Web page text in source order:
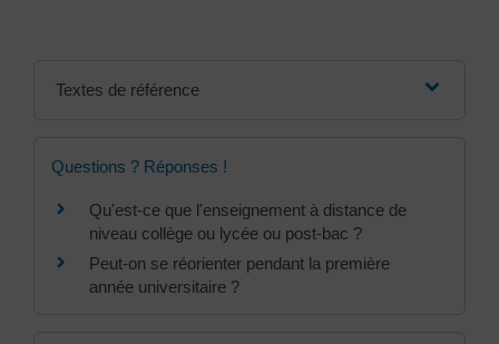
Textes de référence
Questions ? Réponses !
Qu'est-ce que l'enseignement à distance de
niveau collège ou lycée ou post-bac ?
Peut-on se réorienter pendant la première
année universitaire ?